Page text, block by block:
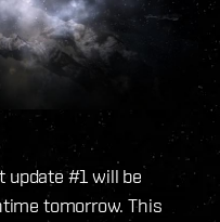
update #1 will be
tomorrow. This